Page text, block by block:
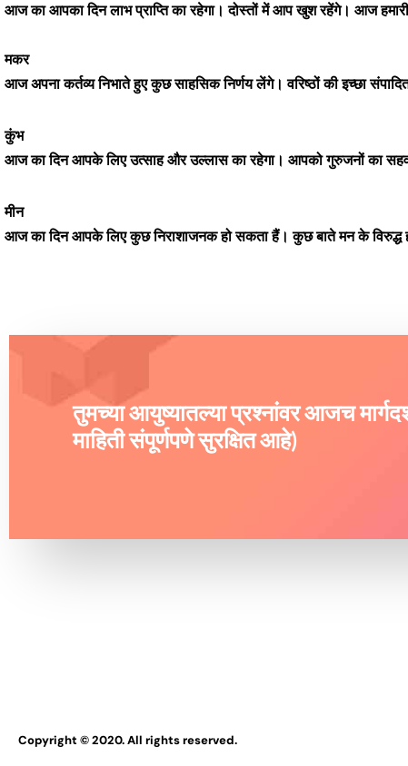
आज का आपका दिन लाभ प्राप्ति का रहेगा। दोस्तों में आप खुश रहेंगे। आज
मकर
आज अपना कर्तव्य निभाते हुए कुछ साहसिक निर्णय लेंगे। वरिष्ठों की इच्छा
कुंभ
आज का दिन आपके लिए उत्साह और उल्लास का रहेगा। आपको गुरुजनों का
मीन
आज का दिन आपके लिए कुछ निराशाजनक हो सकता हैं। कुछ बाते मन के विरुद्ध
तुमच्या आयुष्यातल्या प्रश्नांवर आजच
माहिती संपूर्णपणे सुरक्षित आहे)
Copyright © 2020. All rights reserved.